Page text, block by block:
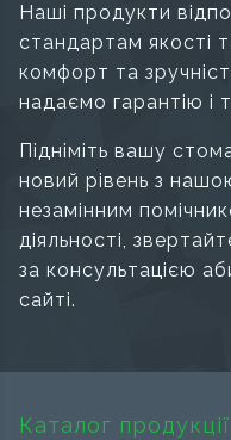
Наші продукти
стандартам якості
комфорт та
надаємо гарантію і
Підніміть вашу
новий рівень з
незамінним
діяльності,
за консультацією
сайті.
Каталог продукції